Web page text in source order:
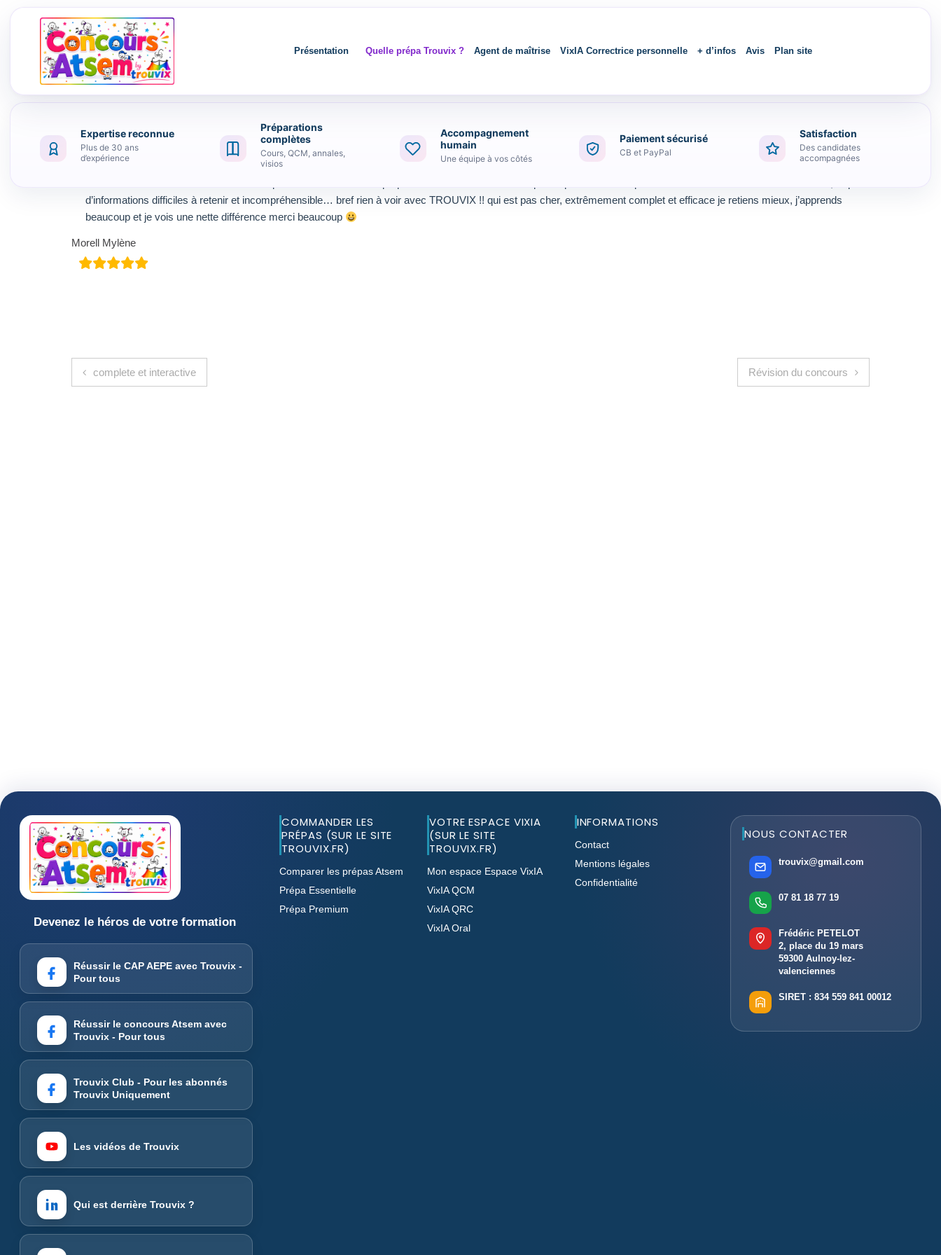
Présentation Quelle prépa Trouvix ? Agent de maîtrise VixIA Correctrice personnelle + d’infos Avis Plan site
Expertise reconnue
Plus de 30 ans
d’expérience
Préparations
complètes
Cours, QCM, annales,
visios
Accompagnement
humain
Une équipe à vos côtés
Paiement sécurisé
CB et PayPal
Satisfaction
Des candidates
accompagnées
d’informations difficiles à retenir et incompréhensible… bref rien à voir avec TROUVIX !! qui est pas cher, extrêmement complet et efficace je retiens mieux, j’apprends
beaucoup et je vois une nette différence merci beaucoup
Morell Mylène
Navigation de l’article
complete et interactive Révision du concours
Devenez le héros de votre formation
Réussir le CAP AEPE avec Trouvix -
Pour tous
Réussir le concours Atsem avec
Trouvix - Pour tous
Trouvix Club - Pour les abonnés
Trouvix Uniquement
Les vidéos de Trouvix
Qui est derrière Trouvix ?
COMMANDER LES
PRÉPAS (SUR LE SITE
TROUVIX.FR)
Comparer les prépas Atsem
Prépa Essentielle
Prépa Premium
VOTRE ESPACE VIXIA
(SUR LE SITE
TROUVIX.FR)
Mon espace Espace VixIA
VixIA QCM
VixIA QRC
VixIA Oral
INFORMATIONS
Contact
Mentions légales
Confidentialité
NOUS CONTACTER
trouvix@gmail.com
07 81 18 77 19
Frédéric PETELOT
2, place du 19 mars
59300 Aulnoy-lez-
valenciennes
SIRET : 834 559 841 00012